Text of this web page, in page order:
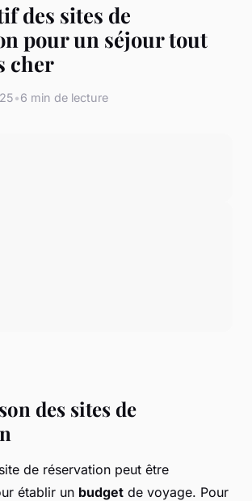
des sites de
pour un séjour tout
cher
•6 min de lecture
des sites de
de réservation peut être
établir un budget de voyage. Pour